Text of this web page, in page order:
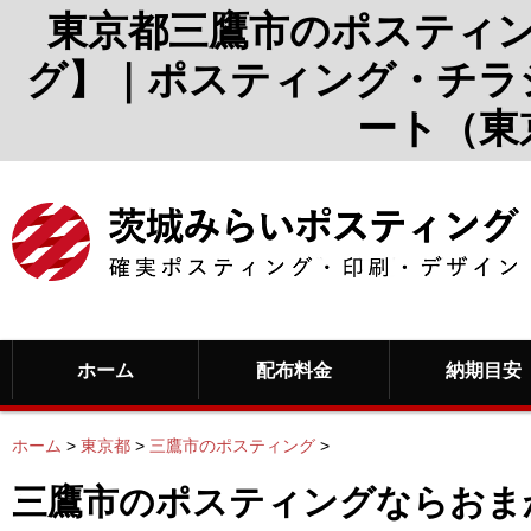
東京都三鷹市のポスティ
グ】｜ポスティング・チ
ート（
ホーム 配布料金 納期目安
ホーム > 東京都 > 三鷹市のポスティング >
三鷹市のポスティングならお